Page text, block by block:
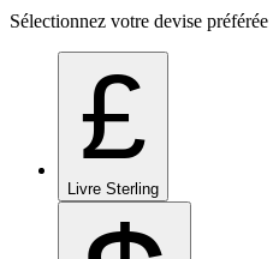
Sélectionnez votre devise préférée
£
Livre Sterling